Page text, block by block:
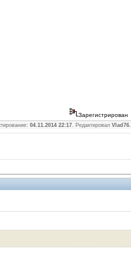
Зарегистрирован
04.11.2014 22:17. Редактировал Vlad76.